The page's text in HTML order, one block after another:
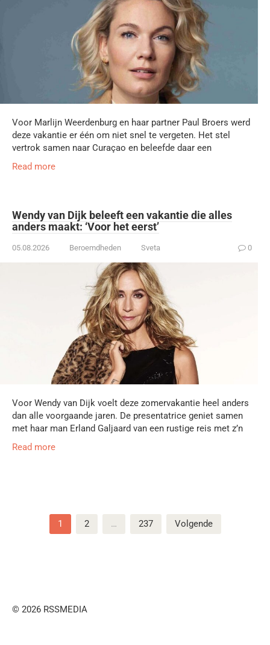
Voor Marlijn Weerdenburg en haar partner Paul Broers werd
deze vakantie er één om niet snel te vergeten. Het stel
vertrok samen naar Curaçao en beleefde daar een
Read more
Wendy van Dijk beleeft een vakantie die alles
anders maakt: ‘Voor het eerst’
05.08.2026 Beroemdheden Sveta 0
Voor Wendy van Dijk voelt deze zomervakantie heel anders
dan alle voorgaande jaren. De presentatrice geniet samen
met haar man Erland Galjaard van een rustige reis met z’n
Read more
paginering
1 2 … 237 Volgende
© 2026 RSSMEDIA